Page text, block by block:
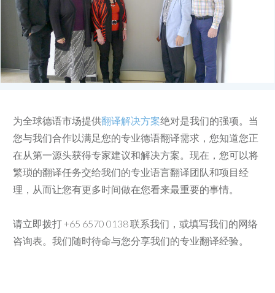
为全球德语市场提供翻译解决方案绝对是我们的强项。当
您与我们合作以满足您的专业德语翻译需求，您知道您正
在从第一源头获得专家建议和解决方案。现在，您可以将
繁琐的翻译任务交给我们的专业语言翻译团队和项目经
理，从而让您有更多时间做在您看来最重要的事情。
请立即拨打 +65 6570 0138 联系我们，或填写我们的网络
咨询表。我们随时待命与您分享我们的专业翻译经验。